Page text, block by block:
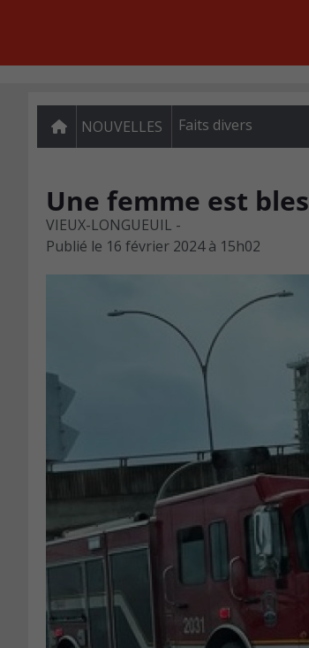
NOUVELLES Faits divers
Une femme est
VIEUX-LONGUEUIL -
Publié le 16 février 2024 à 15h02